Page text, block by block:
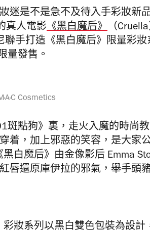
迷是不是急不及待入手彩妝新
真人電影《黑白魔后》 （
聯手打造《黑白魔后》限量彩
量發售。
Cosmetics
斑點狗》裏，走火入魔的時尚
着，加上邪惡的笑容，是大家
白魔后》由金像影后 Emma
唇還原庫伊拉的邪氣，舉手頭
彩妝系列以黑白雙色包裝為設